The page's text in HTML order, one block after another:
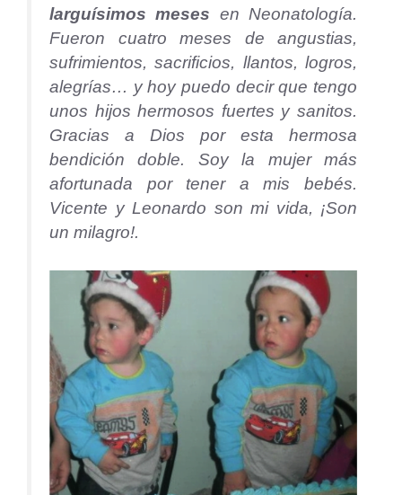
larguísimos meses en Neonatología.
Fueron cuatro meses de angustias,
sufrimientos, sacrificios, llantos, logros,
alegrías… y hoy puedo decir que tengo
unos hijos hermosos fuertes y sanitos.
Gracias a Dios por esta hermosa
bendición doble. Soy la mujer más
afortunada por tener a mis bebés.
Vicente y Leonardo son mi vida, ¡Son
un milagro!.